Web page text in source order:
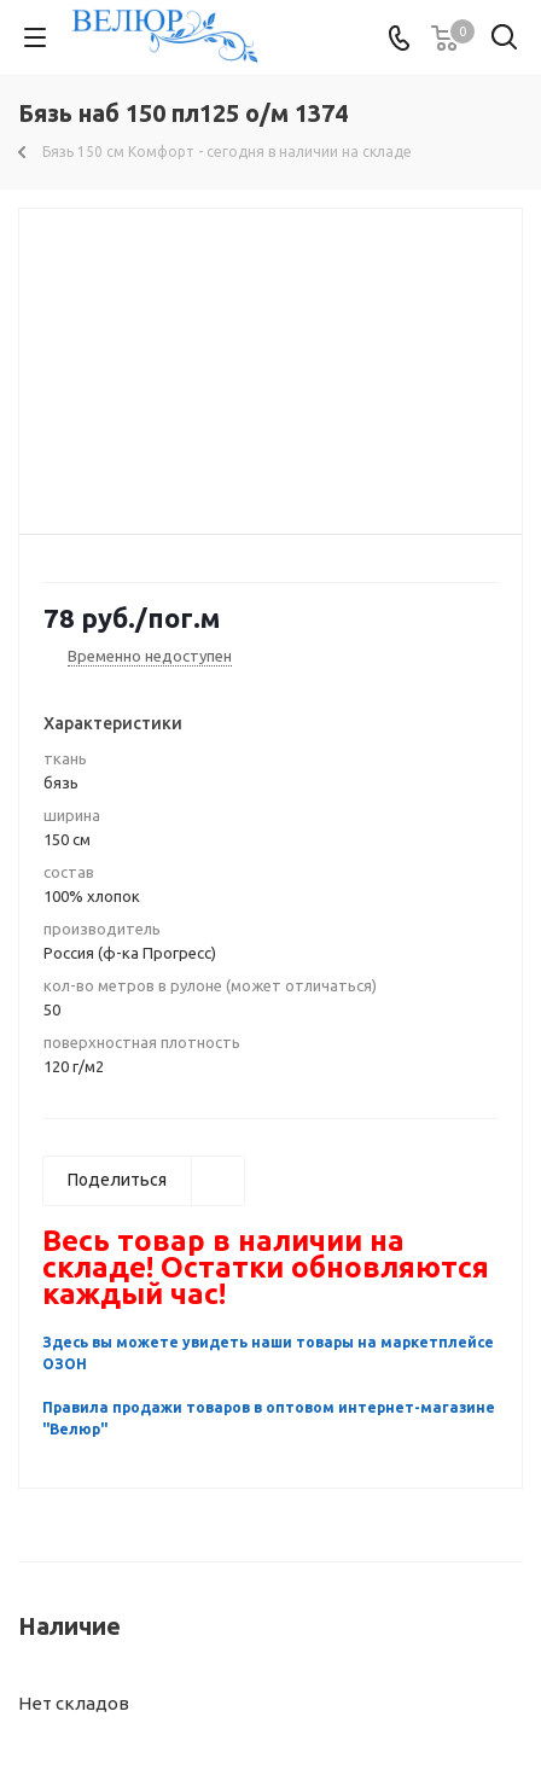
0
Бязь наб 150 пл125 о/м 1374
Бязь 150 см Комфорт - сегодня в наличии на складе
78 руб./пог.м
Временно недоступен
Характеристики
ткань
бязь
ширина
150 см
состав
100% хлопок
производитель
Россия (ф-ка Прогресс)
кол-во метров в рулоне (может отличаться)
50
поверхностная плотность
120 г/м2
Поделиться
Весь товар в наличии на
складе! Остатки обновляются
каждый час!
Здесь вы можете увидеть наши товары на маркетплейсе
ОЗОН
Правила продажи товаров в оптовом интернет-магазине
"Велюр"
Наличие
Нет складов